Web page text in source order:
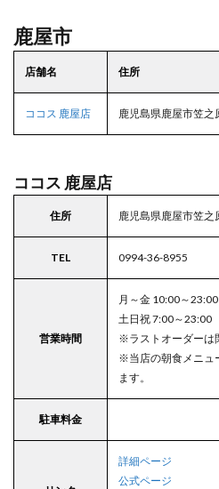
鹿屋市
店舗名 住所
ココス 鹿屋店 鹿児島県鹿屋市笠之
ココス 鹿屋店
住所 鹿児島県鹿屋市笠之
TEL 0994-36-8955
営業時間
月～金 10:00～23:00
土日祝 7:00～23:00
※ラストオーダーは
※当店の朝食メニュ
ます。
駐車料金
詳細ページ
公式ページ